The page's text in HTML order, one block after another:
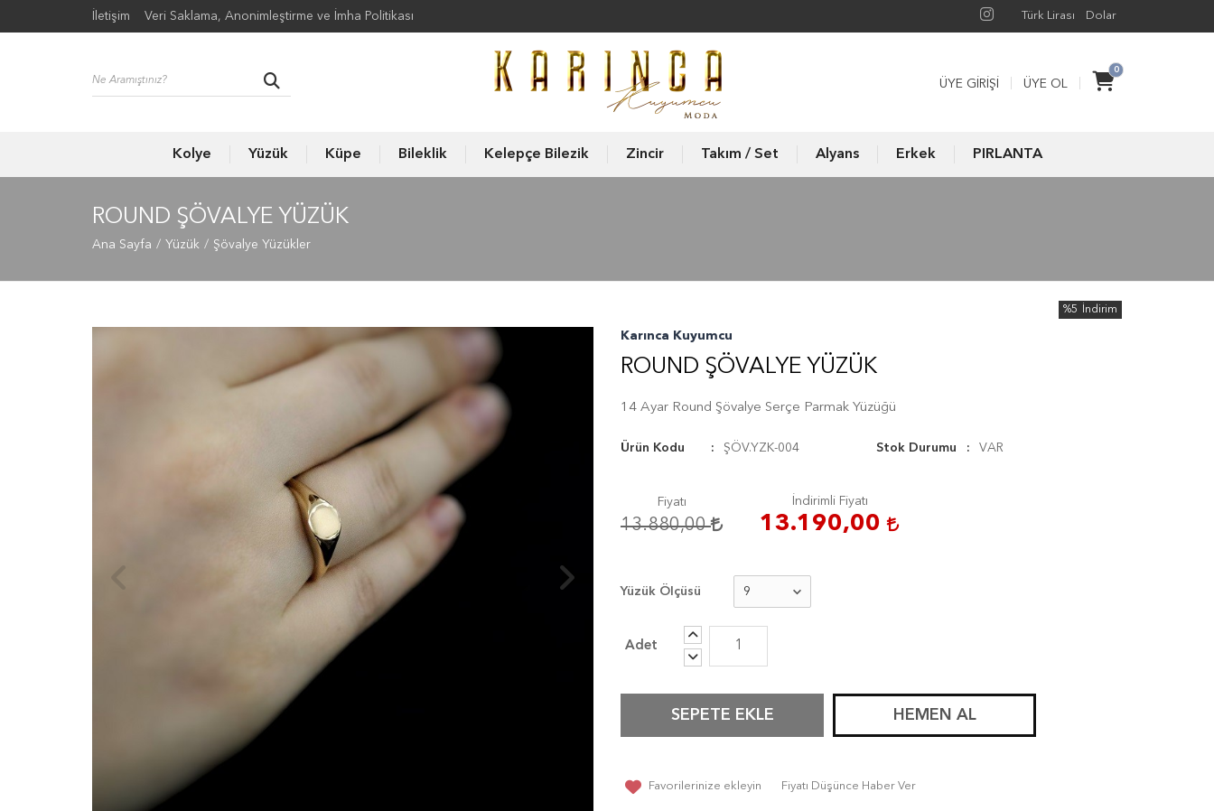
İletişim Veri Saklama, Anonimleştirme ve İmha Politikası Türk Lirası Dolar
0
ÜYE GIRIŞI ÜYE OL
Kolye Yüzük Küpe Bileklik Kelepçe Bilezik Zincir Takım / Set Alyans Erkek PIRLANTA
ROUND ŞÖVALYE YÜZÜK
Ana Sayfa Yüzük Şövalye Yüzükler
Karınca Kuyumcu
ROUND ŞÖVALYE YÜZÜK
14 Ayar Round Şövalye Serçe Parmak Yüzüğü
Ürün Kodu ŞÖV.YZK-004 Stok Durumu VAR
Fiyatı
13.880,00
İndirimli Fiyatı
13.190,00
%5 İndirim
Yüzük Ölçüsü
SEPETE EKLE HEMEN AL
Favorilerinize ekleyin Fiyatı Düşünce Haber Ver